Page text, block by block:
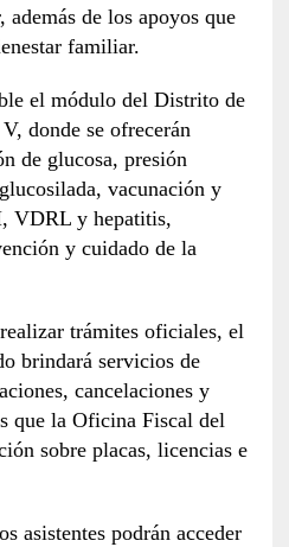
de los apoyos que
familiar.
el módulo del Distrito de
donde se ofrecerán
de glucosa, presión
vacunación y
VDRL y hepatitis,
y cuidado de la
trámites oficiales, el
brindará servicios de
cancelaciones y
que la Oficina Fiscal del
sobre placas, licencias e
asistentes podrán acceder